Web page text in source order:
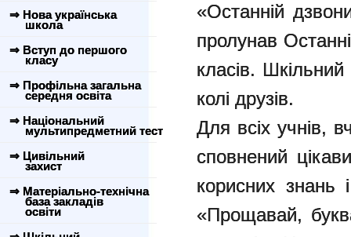
⇒ Нова українська
школа
⇒ Вступ до першого
класу
⇒ Профільна загальна
середня освіта
⇒ Національний
мультипредметний тест
⇒ Цивільний
захист
⇒ Матеріально-технічна
база закладів
освіти
«Останній
пролунав
класів.
колі друзів.
Для всіх учнів,
сповнений
корисних знань
«Прощавай,